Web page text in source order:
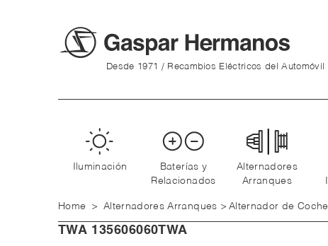
Desde 1971 / Recambios Eléctricos del Automóvil
Iluminación
Baterías y
Relacionados
Alternadores
Arranques
Home > Alternadores Arranques > Alternador de Coche
TWA 135606060TWA